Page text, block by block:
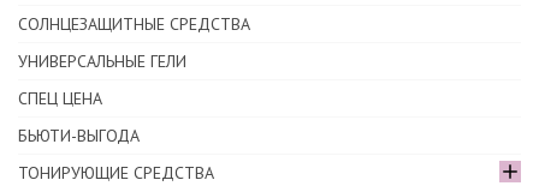
СОЛНЦЕЗАЩИТНЫЕ СРЕДСТВА
УНИВЕРСАЛЬНЫЕ ГЕЛИ
СПЕЦ ЦЕНА
БЬЮТИ-ВЫГОДА
ТОНИРУЮЩИЕ СРЕДСТВА